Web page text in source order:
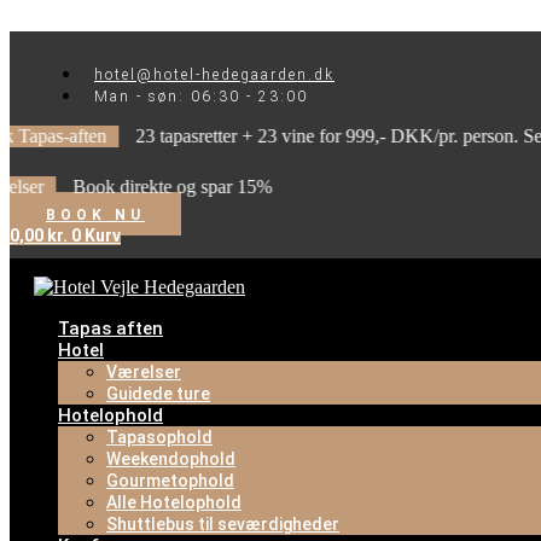
hotel@hotel-hedegaarden.dk
Man - søn: 06:30 - 23:00
23 tapasretter + 23 vine for 999,- DKK/pr. person. Se tilbuddet
direkte og spar 15%
BOOK NU
0,00 kr. 0 Kurv
Tapas aften
Hotel
Værelser
Guidede ture
Hotelophold
Tapasophold
Weekendophold
Gourmetophold
Alle Hotelophold
Shuttlebus til seværdigheder